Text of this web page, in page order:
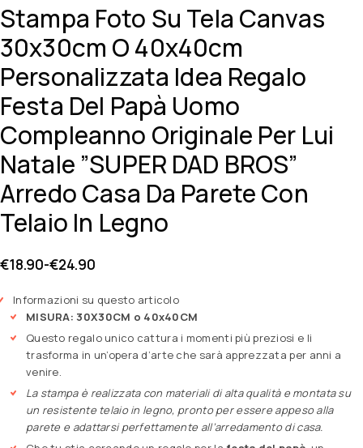
Stampa Foto Su Tela Canvas
30x30cm O 40x40cm
Personalizzata Idea Regalo
Festa Del Papà Uomo
Compleanno Originale Per Lui
Natale ”SUPER DAD BROS”
Arredo Casa Da Parete Con
Telaio In Legno
€18.90-€24.90
Informazioni su questo articolo
MISURA: 30X30CM o 40x40CM
Questo regalo unico cattura i momenti più preziosi e li
trasforma in un’opera d’arte che sarà apprezzata per anni a
venire.
La stampa è realizzata con materiali di alta qualità e montata su
un resistente telaio in legno, pronto per essere appeso alla
parete e adattarsi perfettamente all’arredamento di casa.